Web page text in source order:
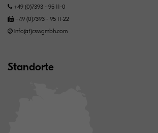
+49 (0)7393 - 95 11-0
+49 (0)7393 - 95 11-22
info(at)cswgmbh.com
Standorte